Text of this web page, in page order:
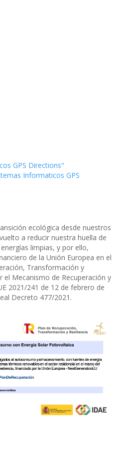
GPS Directions"
Informaticos GPS
ecológica desde nuestros
a reducir nuestra huella de
limpias, y por ello,
de la Unión Europea en el
Transformación y
el Mecanismo de Recuperación y
2021/241 de 12 de febrero de
Decreto 477/2021.